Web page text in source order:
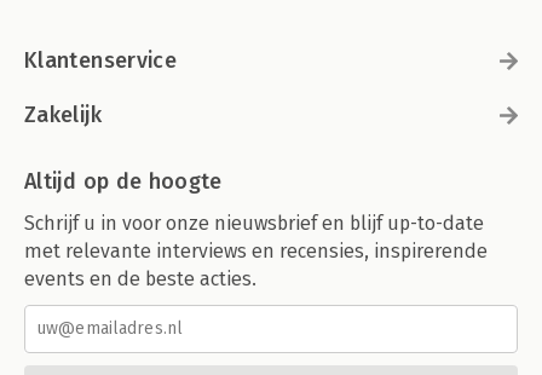
Klantenservice
Zakelijk
Altijd op de hoogte
Schrijf u in voor onze nieuwsbrief en blijf up-to-date
met relevante interviews en recensies, inspirerende
events en de beste acties.